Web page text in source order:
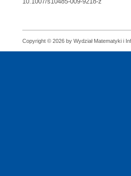
Copyright © 2026 by Wydział Matematyki i